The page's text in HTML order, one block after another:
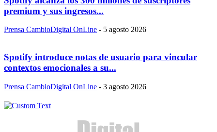
premium y sus ingresos...
Prensa CambioDigital OnLine - 5 agosto 2026
Spotify introduce notas de usuario para vincular
contextos emocionales a su...
Prensa CambioDigital OnLine - 3 agosto 2026